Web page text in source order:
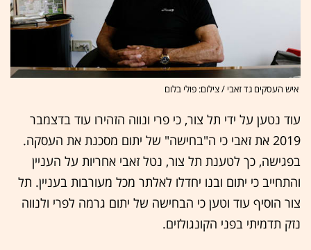
איש העסקים גד זאבי / צילום: פולי בלום
עוד נטען על ידי תל צור, כי פרי ונווה הזהירו עוד בדצמבר
2019 את זאבי כי ה"בחישה" של יתום מסכנת את העסקה.
בפגישה, כך לטענת תל צור, נטל זאבי אחריות על העניין
והתחייב כי יתום ובנו יחדלו לאלתר מכל מעורבות בעניין. תל
צור הוסיף עוד וטען כי הבחישה של יתום גרמה לפרי ולנווה
נזק תדמיתי בפני הקונגולזים.